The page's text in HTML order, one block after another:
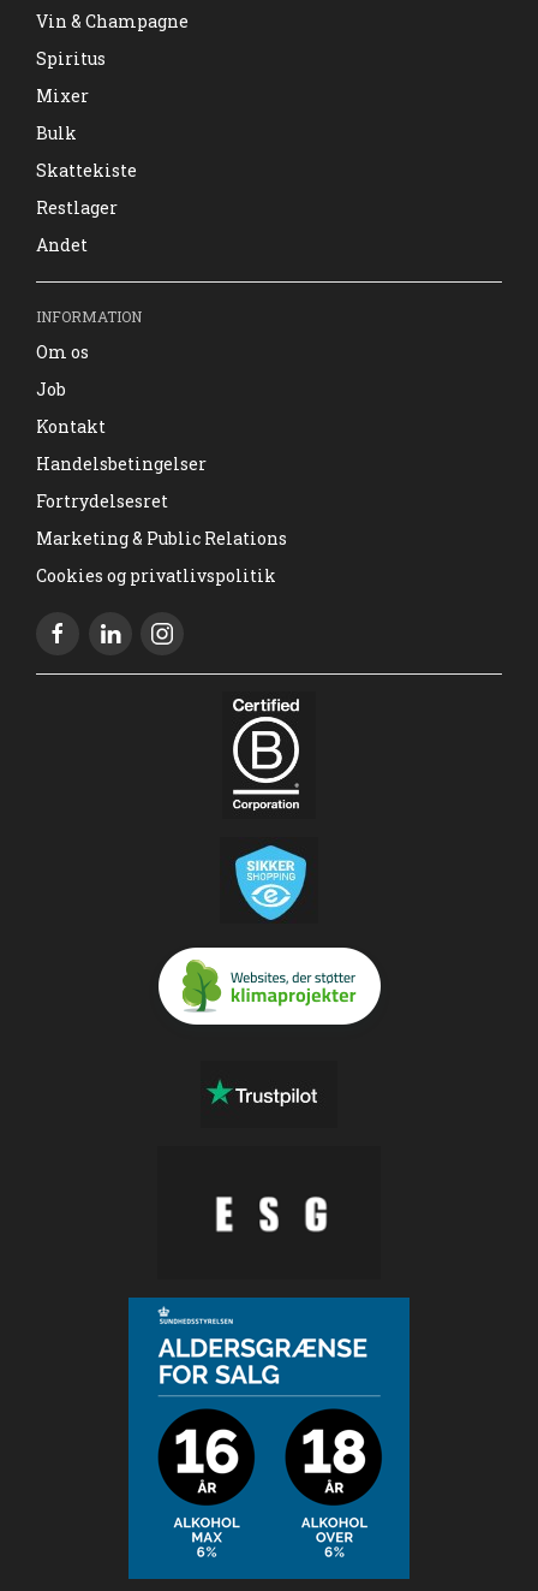
Vin & Champagne
Spiritus
Mixer
Bulk
Skattekiste
Restlager
Andet
INFORMATION
Om os
Job
Kontakt
Handelsbetingelser
Fortrydelsesret
Marketing & Public Relations
Cookies og privatlivspolitik